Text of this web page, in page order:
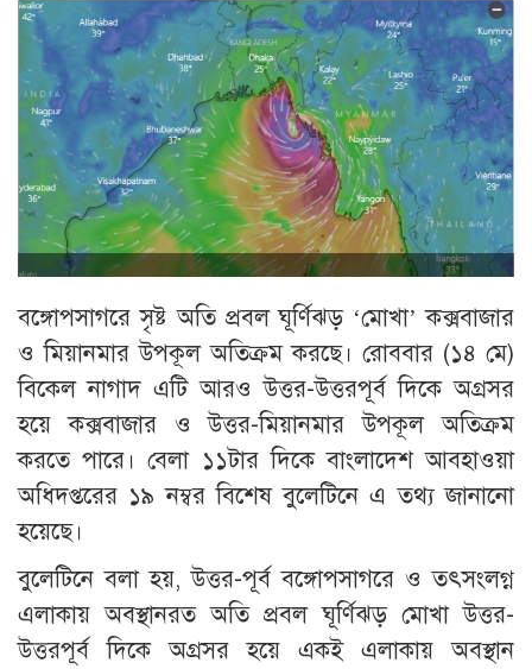
বঙ্গোপসাগরে সৃষ্ট অতি প্রবল ঘূর্ণিঝড় ‘মোখা’ কক্সবাজার
ও মিয়ানমার উপকূল অতিক্রম করছে। রোববার (১৪ মে)
বিকেল নাগাদ এটি আরও উত্তর-উত্তরপূর্ব দিকে অগ্রসর
হয়ে কক্সবাজার ও উত্তর-মিয়ানমার উপকূল অতিক্রম
করতে পারে। বেলা ১১টার দিকে বাংলাদেশ আবহাওয়া
অধিদপ্তরের ১৯ নম্বর বিশেষ বুলেটিনে এ তথ্য জানানো
হয়েছে।
বুলেটিনে বলা হয়, উত্তর-পূর্ব বঙ্গোপসাগরে ও তৎসংলগ্ন
এলাকায় অবস্থানরত অতি প্রবল ঘূর্ণিঝড় মোখা উত্তর-
উত্তরপূর্ব দিকে অগ্রসর হয়ে একই এলাকায় অবস্থান